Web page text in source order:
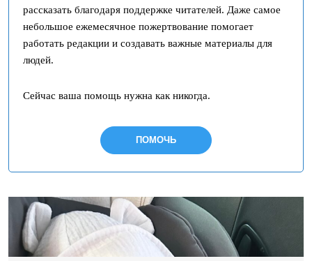
рассказать благодаря поддержке читателей. Даже самое
небольшое ежемесячное пожертвование помогает
работать редакции и создавать важные материалы для
людей.
Сейчас ваша помощь нужна как никогда.
ПОМОЧЬ